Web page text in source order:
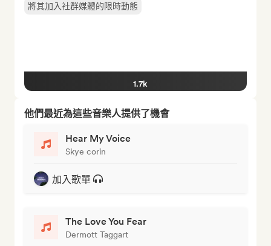
將其加入社群媒體的限時動態
1.7k
他們最近為這些音樂人提供了機會
Hear My Voice
Skye corin
加入歌單
The Love You Fear
Dermott Taggart